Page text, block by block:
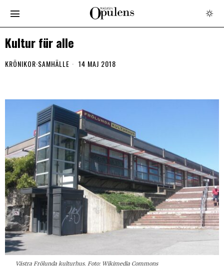
Kultur für alle
KRÖNIKOR·SAMHÄLLE 14 MAJ 2018
Västra Frölunda kulturhus. Foto: Wikimedia Commons